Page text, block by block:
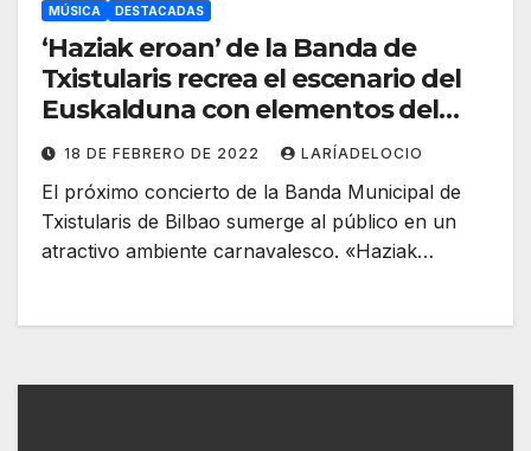
MÚSICA DESTACADAS
‘Haziak eroan’ de la Banda de
Txistularis recrea el escenario del
Euskalduna con elementos del
carnaval vasco
18 DE FEBRERO DE 2022 LARÍADELOCIO
El próximo concierto de la Banda Municipal de
Txistularis de Bilbao sumerge al público en un
atractivo ambiente carnavalesco. «Haziak…